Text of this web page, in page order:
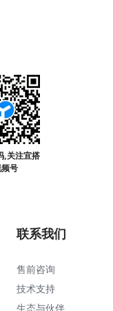
,关注宜搭
号
联系我们
售前咨询
技术支持
生态与伙伴